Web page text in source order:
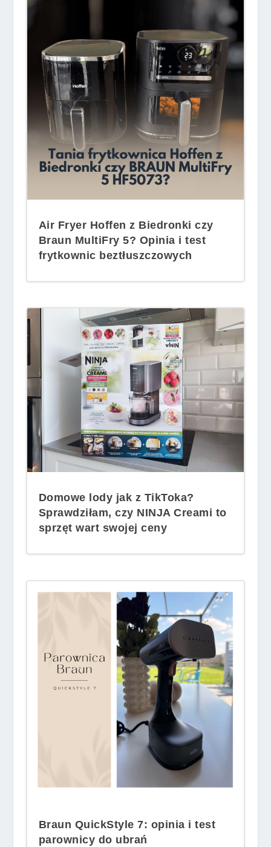
Air Fryer Hoffen z Biedronki czy
Braun MultiFry 5? Opinia i test
frytkownic beztłuszczowych
Domowe lody jak z TikToka?
Sprawdziłam, czy NINJA Creami to
sprzęt wart swojej ceny
Braun QuickStyle 7: opinia i test
parownicy do ubrań